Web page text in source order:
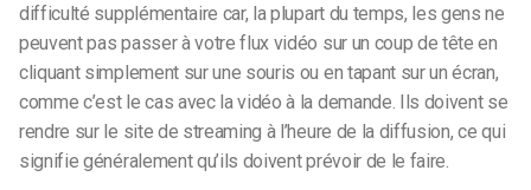
difficulté supplémentaire car, la plupart du temps, les gens ne
peuvent pas passer à votre flux vidéo sur un coup de tête en
cliquant simplement sur une souris ou en tapant sur un écran,
comme c’est le cas avec la vidéo à la demande. Ils doivent se
rendre sur le site de streaming à l’heure de la diffusion, ce qui
signifie généralement qu’ils doivent prévoir de le faire.